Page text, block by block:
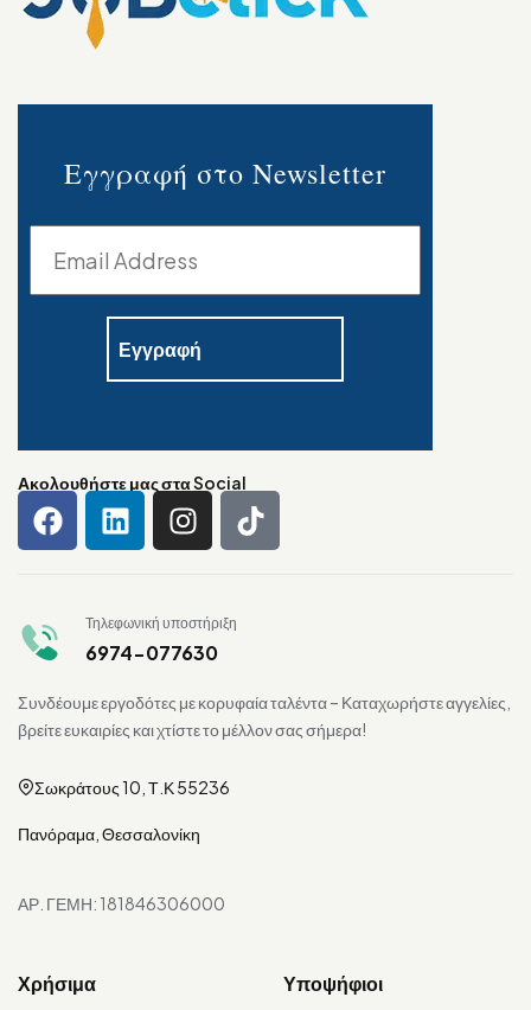
Εγγραφή στο Newsletter
Ακολουθήστε μας στα Social
Τηλεφωνική υποστήριξη
6974-077630
Συνδέουμε εργοδότες με κορυφαία ταλέντα – Καταχωρήστε αγγελίες,
βρείτε ευκαιρίες και χτίστε το μέλλον σας σήμερα!
Σωκράτους 10, Τ.Κ 55236
Πανόραμα, Θεσσαλονίκη
ΑΡ. ΓΕΜΗ: 181846306000
Χρήσιμα Υποψήφιοι